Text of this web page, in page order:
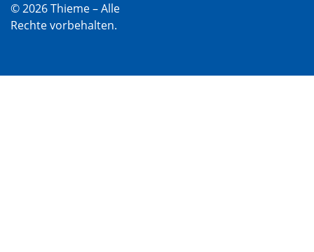
© 2026 Thieme – Alle
Rechte vorbehalten.